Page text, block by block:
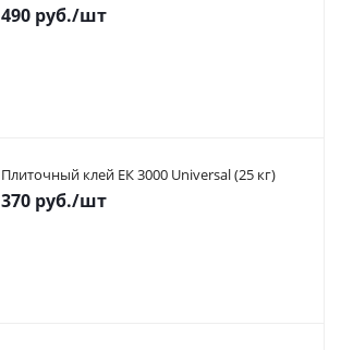
490 руб./шт
Плиточный клей ЕК 3000 Universal (25 кг)
370 руб./шт